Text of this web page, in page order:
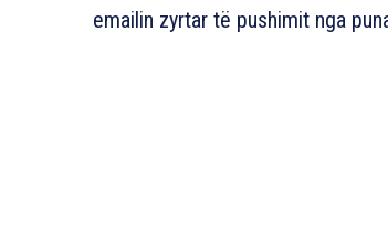
emailin zyrtar të pushimit nga